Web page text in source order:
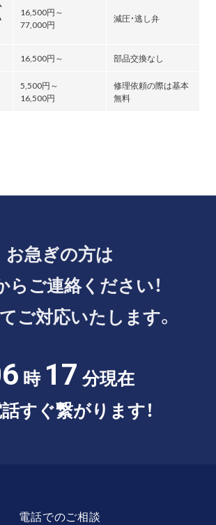
16,500円～
77,000円
減圧・逃し弁
16,500円～ 部品交換なし
5,500円～
16,500円
修理依頼の際は基本
無料
お急ぎの方は
らご連絡ください！
ご対応いたします。
時 17 分現在
すぐ繋がります！
電話でのご相談